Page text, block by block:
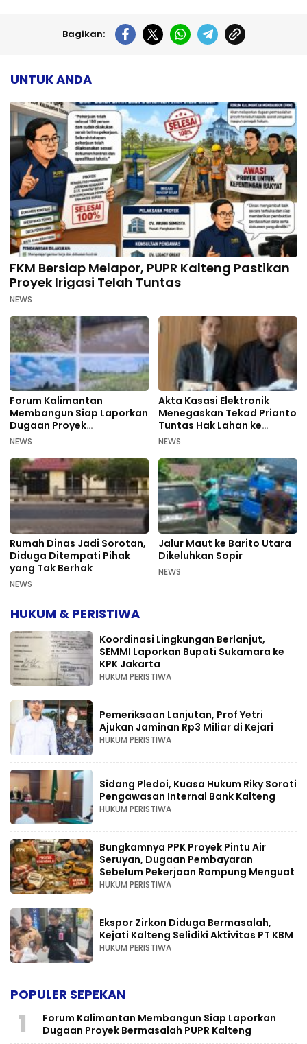
Bagikan:
UNTUK ANDA
FKM Bersiap Melapor, PUPR Kalteng Pastikan
Proyek Irigasi Telah Tuntas
NEWS
Forum Kalimantan
Membangun Siap Laporkan
Dugaan Proyek
Bermasalah PUPR Kalteng
NEWS
Akta Kasasi Elektronik
Menegaskan Tekad Prianto
Tuntas Hak Lahan ke
Mahkamah Agung
NEWS
Rumah Dinas Jadi Sorotan,
Diduga Ditempati Pihak
yang Tak Berhak
NEWS
Jalur Maut ke Barito Utara
Dikeluhkan Sopir
NEWS
HUKUM & PERISTIWA
Koordinasi Lingkungan Berlanjut,
SEMMI Laporkan Bupati Sukamara ke
KPK Jakarta
HUKUM PERISTIWA
Pemeriksaan Lanjutan, Prof Yetri
Ajukan Jaminan Rp3 Miliar di Kejari
HUKUM PERISTIWA
Sidang Pledoi, Kuasa Hukum Riky Soroti
Pengawasan Internal Bank Kalteng
HUKUM PERISTIWA
Bungkamnya PPK Proyek Pintu Air
Seruyan, Dugaan Pembayaran
Sebelum Pekerjaan Rampung Menguat
HUKUM PERISTIWA
Ekspor Zirkon Diduga Bermasalah,
Kejati Kalteng Selidiki Aktivitas PT KBM
HUKUM PERISTIWA
POPULER SEPEKAN
1
Forum Kalimantan Membangun Siap Laporkan
Dugaan Proyek Bermasalah PUPR Kalteng